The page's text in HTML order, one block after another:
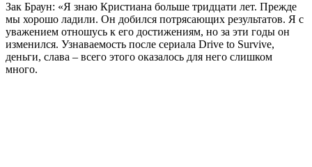
Зак Браун: «Я знаю Кристиана больше тридцати лет. Прежде
мы хорошо ладили. Он добился потрясающих результатов. Я с
уважением отношусь к его достижениям, но за эти годы он
изменился. Узнаваемость после сериала Drive to Survive,
деньги, слава – всего этого оказалось для него слишком
много.